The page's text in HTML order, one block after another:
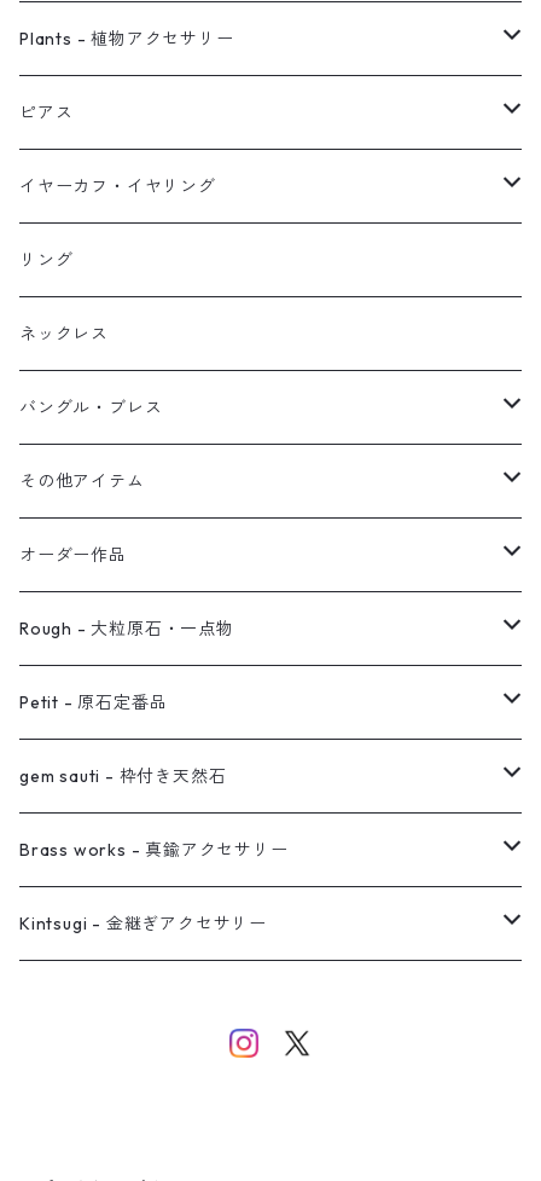
ピアス
ネックレス
イヤーカフ
イヤリング
Plants - 植物アクセサリー
ピアス
ネックレス
リング
ブレス
オブジェ
イヤーカフ
ピアス
スタッド・一粒
フック・ぶら下がり
フープ
イヤーカフ・イヤリング
原石イヤーカフ
植物イヤーカフ
ぶら下がりイヤーカフ
2連イヤーカフ
イヤリング対応
ノンホールピアス
オーダー用ページ
真鍮イヤーカフ
リング
ネックレス
バングル・ブレス
ブレスレット
バングル
その他アイテム
ブローチ
ヘアアクセサリー
オーダー作品
リング
ネックレス
ピアス
イヤーカフ
バングル
Rough - 大粒原石・一点物
ピアス
リング
ネックレス
イヤーカフ
Petit - 原石定番品
ピアス
リング
ネックレス
gem sauti - 枠付き天然石
ピアス
ネックレス
Brass works - 真鍮アクセサリー
リング
Kintsugi - 金継ぎアクセサリー